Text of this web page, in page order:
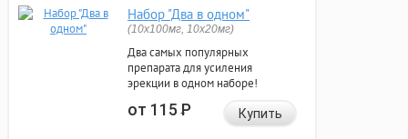
Набор "Два в одном"
(10x100мг, 10x20мг)
Два самых популярных
препарата для усиления
эрекции в одном наборе!
от 115Р Купить